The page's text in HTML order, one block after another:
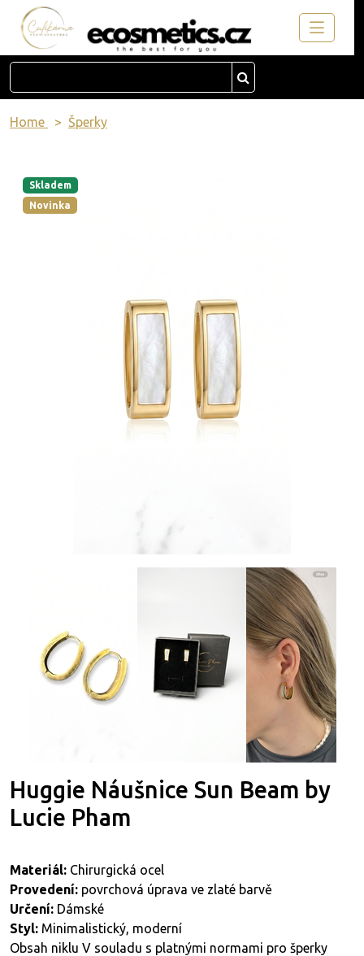
Home Šperky
Skladem
Novinka
Huggie Náušnice Sun Beam by
Lucie Pham
Materiál: Chirurgická ocel
Provedení: povrchová úprava ve zlaté barvě
Určení: Dámské
Styl: Minimalistický, moderní
Obsah niklu V souladu s platnými normami pro šperky